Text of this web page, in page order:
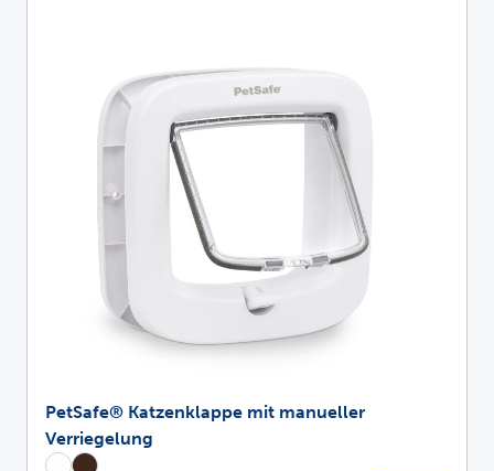
PetSafe® Katzenklappe mit manueller
Verriegelung